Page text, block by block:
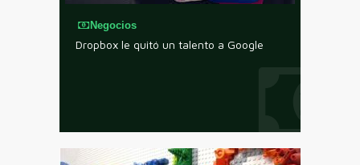
Negocios
Dropbox le quitó un talento a Google